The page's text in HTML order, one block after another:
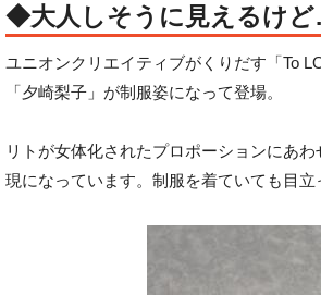
◆大人しそうに見えるけ
ユニオンクリエイティブがくりだす「To
「夕崎梨子」が制服姿になって登場。
リトが女体化されたプロポーションにあ
現になっています。制服を着ていても目